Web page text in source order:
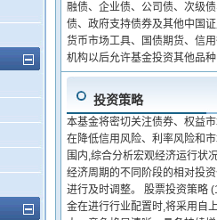
融债、企业债、公司债、次级
债、政府支持债券及其他中国
货币市场工具、国债期货、信
机构以后允许基金投资其他品
投资策略
本基金将密切关注债券、权益
在降低信用风险、利率风险和
围内,综合分析宏观经济运行状
经济周期的不同阶段的相对投
进行及时调整。 股票投资策略
金在进行行业配置时,将采用自